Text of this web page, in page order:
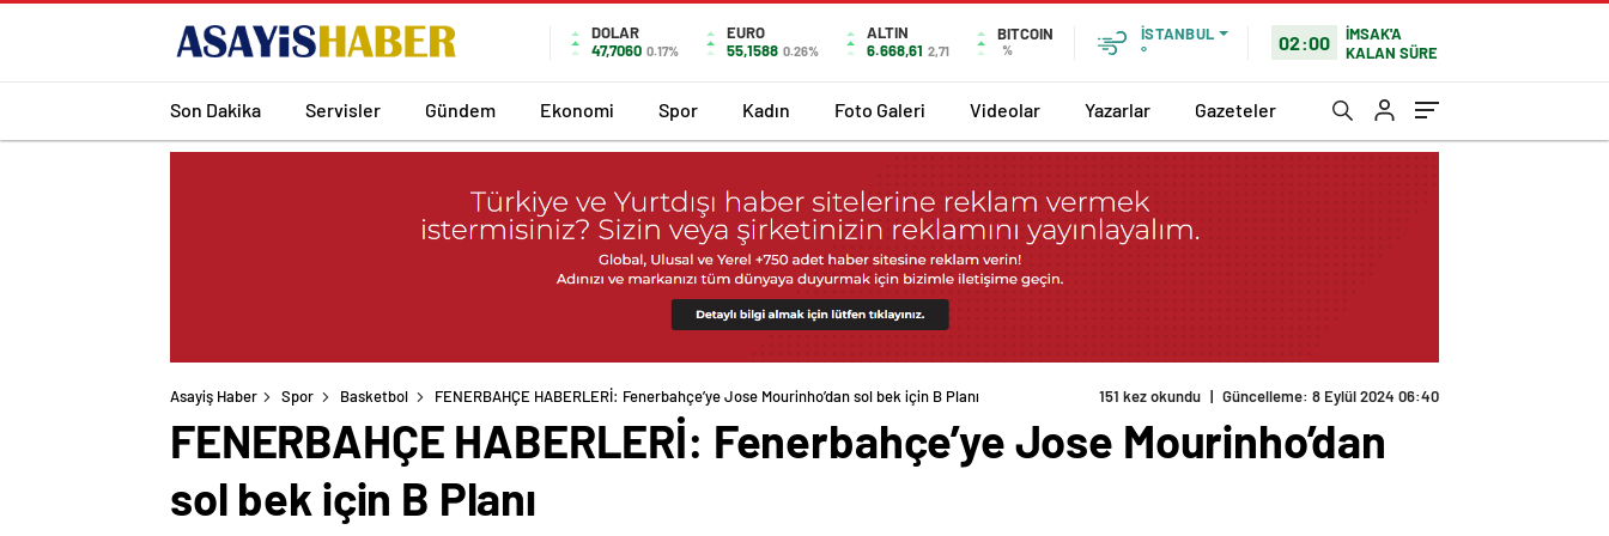
DOLAR
47,7060 0.17%
EURO
55,1588 0.26%
ALTIN
6.668,61 2,71
BITCOIN
%
İSTANBUL
°
02:00
İMSAK'A
KALAN SÜRE
Son Dakika Servisler Gündem Ekonomi Spor Kadın Foto Galeri Videolar Yazarlar Gazeteler
Asayiş Haber Spor Basketbol FENERBAHÇE HABERLERİ: Fenerbahçe’ye Jose Mourinho’dan sol bek için B Planı 151 kez okundu | Güncelleme: 8 Eylül 2024 06:40
FENERBAHÇE HABERLERİ: Fenerbahçe’ye Jose Mourinho’dan
sol bek için B Planı